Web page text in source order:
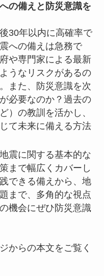
の備えと防災意識を
30年以内に高確率で
への備えは急務で
や専門家による最新
うなリスクがあるの
また、防災意識を次
必要なのか？過去の
）の教訓を活かし、
て未来に備える方法
震に関する基本的な
まで幅広くカバーし
できる備えから、地
まで、多角的な視点
機会にぜひ防災意識
からの本文をご覧く